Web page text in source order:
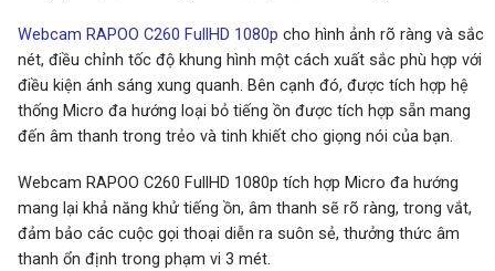
Webcam RAPOO C260 FullHD 1080p cho hình ảnh rõ ràng và sắc
nét, điều chỉnh tốc độ khung hình một cách xuất sắc phù hợp với
điều kiện ánh sáng xung quanh. Bên cạnh đó, được tích hợp hệ
thống Micro đa hướng loại bỏ tiếng ồn được tích hợp sẵn mang
đến âm thanh trong trẻo và tinh khiết cho giọng nói của bạn.
Webcam RAPOO C260 FullHD 1080p tích hợp Micro đa hướng
mang lại khả năng khử tiếng ồn, âm thanh sẽ rõ ràng, trong vắt,
đảm bảo các cuộc gọi thoại diễn ra suôn sẻ, thưởng thức âm
thanh ổn định trong phạm vi 3 mét.